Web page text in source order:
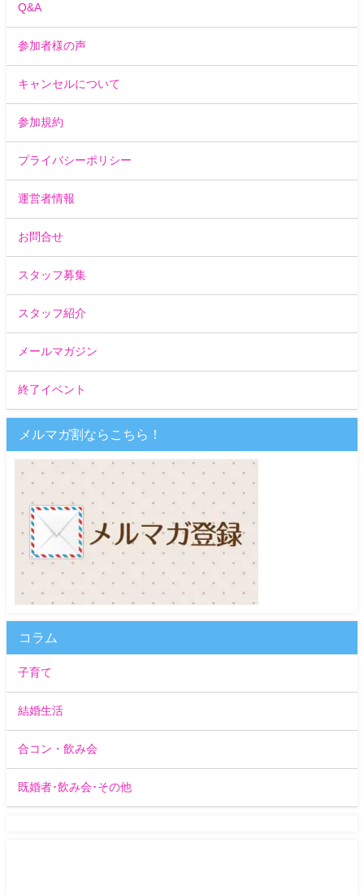
Q&A
参加者様の声
キャンセルについて
参加規約
プライバシーポリシー
運営者情報
お問合せ
スタッフ募集
スタッフ紹介
メールマガジン
終了イベント
メルマガ割ならこちら！
コラム
子育て
結婚生活
合コン・飲み会
既婚者･飲み会･その他